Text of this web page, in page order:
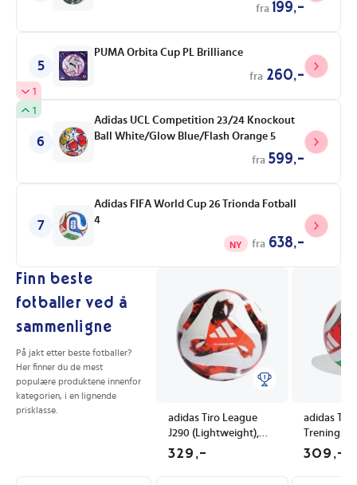
fra 199,-
1
5
PUMA Orbita Cup PL Brilliance
fra 260,-
1
6
Adidas UCL Competition 23/24 Knockout
Ball White/Glow Blue/Flash Orange 5
fra 599,-
7
Adidas FIFA World Cup 26 Trionda Fotball
4
NY fra 638,-
Finn beste
fotballer ved å
sammenligne
På jakt etter beste fotballer?
Her finner du de mest
populære produktene innenfor
kategorien, i en lignende
prisklasse.
adidas Tiro League
J290 (Lightweight),
fotball
329,-
adidas
World Cup
309,-